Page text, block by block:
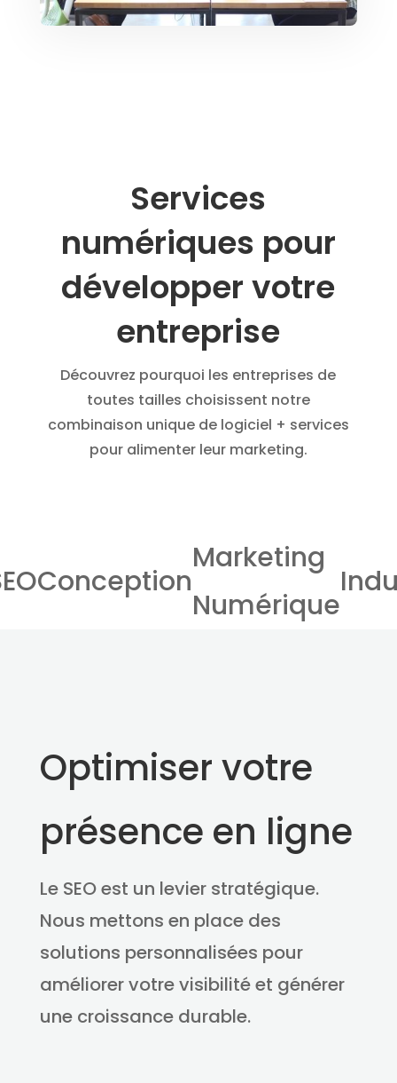
Services
numériques pour
développer votre
entreprise
Découvrez pourquoi les entreprises de
toutes tailles choisissent notre
combinaison unique de logiciel + services
pour alimenter leur marketing.
Conception
Marketing
Numérique
Optimiser votre
présence en ligne
Le SEO est un levier stratégique.
Nous mettons en place des
solutions personnalisées pour
améliorer votre visibilité et générer
une croissance durable.